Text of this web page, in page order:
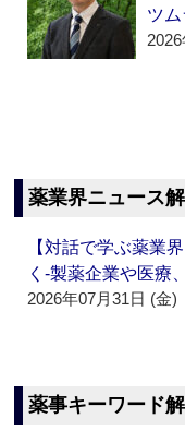
ツ
薬業界ニュース
【対話で学ぶ薬業
く‐製薬企業や医
2026年07月31日 (金)
薬事キーワード